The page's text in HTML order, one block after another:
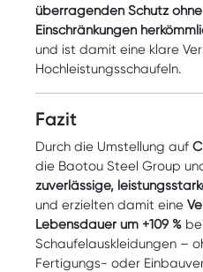
überragenden Schutz
Einschränkungen
und ist damit eine klare
Hochleistungsschaufeln.
Fazit
Durch die Umstellung auf
die Baotou Steel Group
zuverlässige,
und erzielten damit eine
Lebensdauer um +109 %
Schaufelauskleidungen –
Fertigungs- oder